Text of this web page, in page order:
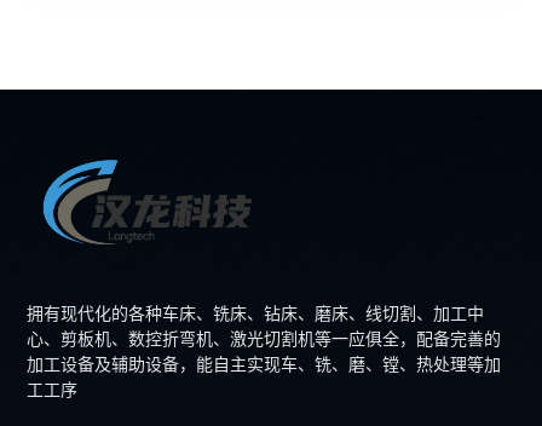
拥有现代化的各种车床、铣床、钻床、磨床、线切割、加工中
心、剪板机、数控折弯机、激光切割机等一应俱全，配备完善的
加工设备及辅助设备，能自主实现车、铣、磨、镗、热处理等加
工工序